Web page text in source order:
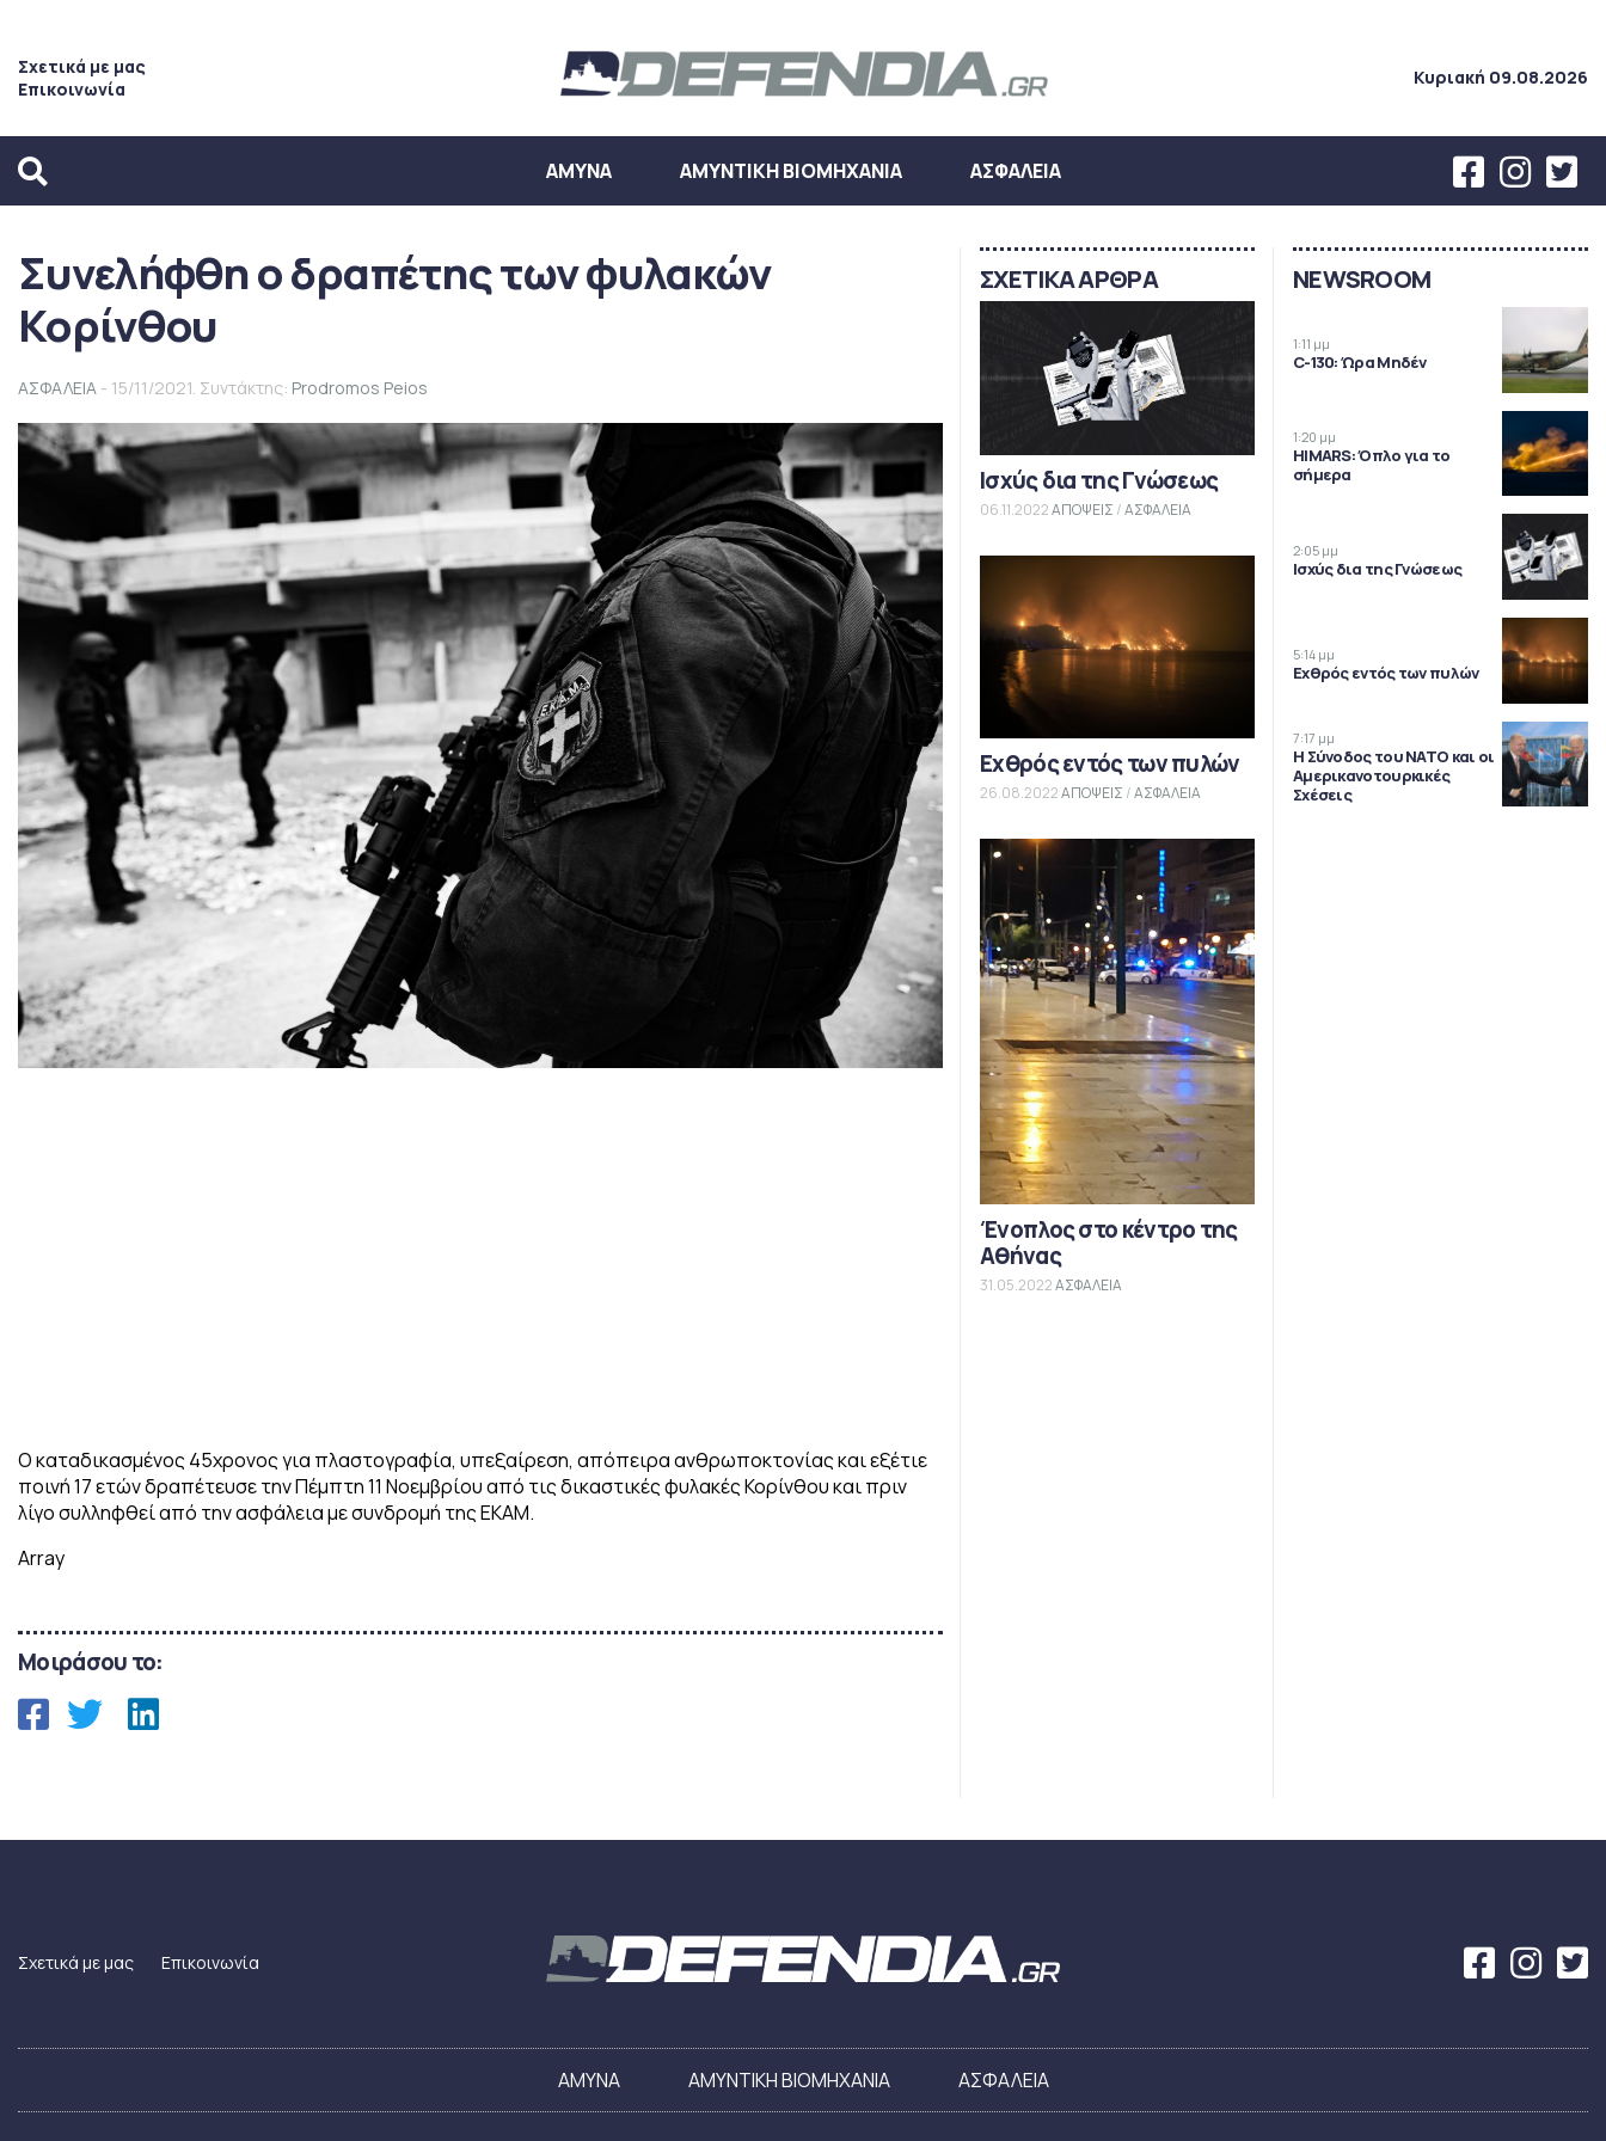
Σχετικά με μας
Επικοινωνία
Κυριακή 09.08.2026
ΑΜΥΝΑ ΑΜΥΝΤΙΚΗ ΒΙΟΜΗΧΑΝΙΑ ΑΣΦΑΛΕΙΑ
Συνελήφθη ο δραπέτης των φυλακών
Κορίνθου
ΑΣΦΑΛΕΙΑ - 15/11/2021. Συντάκτης: Prodromos Peios
Ο καταδικασμένος 45χρονος για πλαστογραφία, υπεξαίρεση, απόπειρα ανθρωποκτονίας και εξέτιε
ποινή 17 ετών δραπέτευσε την Πέμπτη 11 Νοεμβρίου από τις δικαστικές φυλακές Κορίνθου και πριν
λίγο συλληφθεί από την ασφάλεια με συνδρομή της ΕΚΑΜ.
Array
Μοιράσου το:
ΣΧΕΤΙΚΑ ΑΡΘΡΑ
Ισχύς δια της Γνώσεως
06.11.2022ΑΠΟΨΕΙΣ /ΑΣΦΑΛΕΙΑ
Εχθρός εντός των πυλών
26.08.2022ΑΠΟΨΕΙΣ /ΑΣΦΑΛΕΙΑ
Ένοπλος στο κέντρο της
Αθήνας
31.05.2022ΑΣΦΑΛΕΙΑ
NEWSROOM
1:11 μμ
C-130: Ώρα Μηδέν
1:20 μμ
HIMARS: Όπλο για το
σήμερα
2:05 μμ
Ισχύς δια της Γνώσεως
5:14 μμ
Εχθρός εντός των πυλών
7:17 μμ
Η Σύνοδος του ΝΑΤΟ και οι
Αμερικανοτουρκικές
Σχέσεις
Σχετικά με μας Επικοινωνία
ΑΜΥΝΑ ΑΜΥΝΤΙΚΗ ΒΙΟΜΗΧΑΝΙΑ ΑΣΦΑΛΕΙΑ